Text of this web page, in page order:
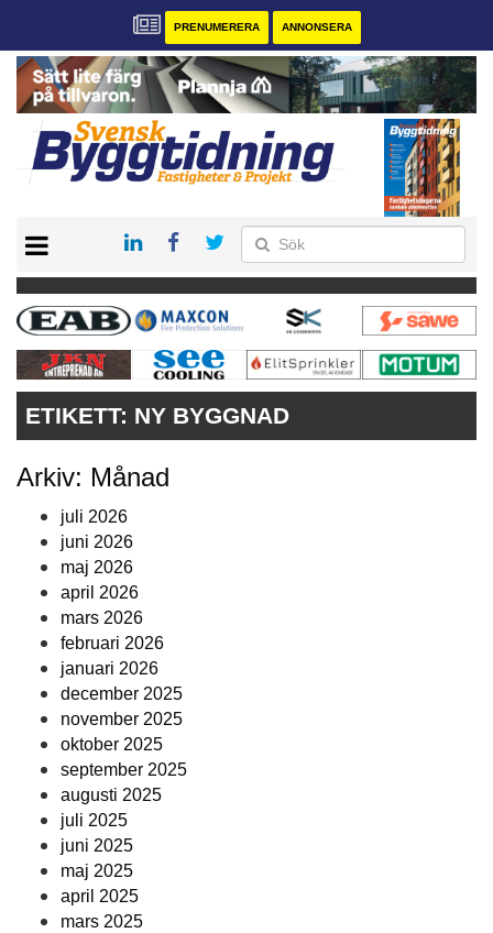
PRENUMERERA ANNONSERA
PRENUMERERA
VÅRA ANDRA MAGASIN
ANNONSERA
KONTAKT
ETIKETT: NY BYGGNAD
Arkiv: Månad
juli 2026
juni 2026
maj 2026
april 2026
mars 2026
februari 2026
januari 2026
december 2025
november 2025
oktober 2025
september 2025
augusti 2025
juli 2025
juni 2025
maj 2025
april 2025
mars 2025